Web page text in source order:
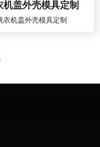
机盖外壳模具定制
衣机盖外壳模具定制